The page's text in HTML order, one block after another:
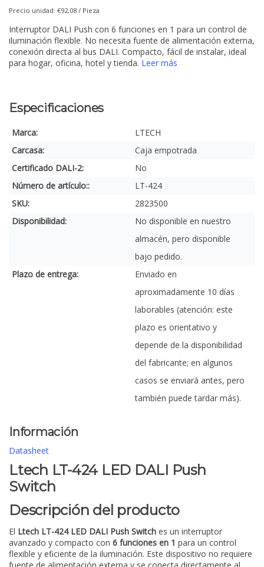
Precio unidad: €92,08 / Pieza
Interruptor DALI Push con 6 funciones en 1 para un control de
iluminación flexible. No necesita fuente de alimentación externa,
conexión directa al bus DALI. Compacto, fácil de instalar, ideal
para hogar, oficina, hotel y tienda. Leer más
Especificaciones
Marca:
LTECH
Carcasa:
Caja empotrada
Certificado DALI-2:
No
Número de artículo::
LT-424
SKU:
2823500
Disponibilidad:
No disponible en nuestro
almacén, pero disponible
bajo pedido.
Plazo de entrega:
Enviado en
aproximadamente 10 días
laborables (atención: este
plazo es orientativo y
depende de la disponibilidad
del fabricante; en algunos
casos se enviará antes, pero
también puede tardar más).
Información
Datasheet
Ltech LT-424 LED DALI Push
Switch
Descripción del producto
El Ltech LT-424 LED DALI Push Switch es un interruptor
avanzado y compacto con 6 funciones en 1 para un control
flexible y eficiente de la iluminación. Este dispositivo no requiere
fuente de alimentación externa y se conecta directamente al